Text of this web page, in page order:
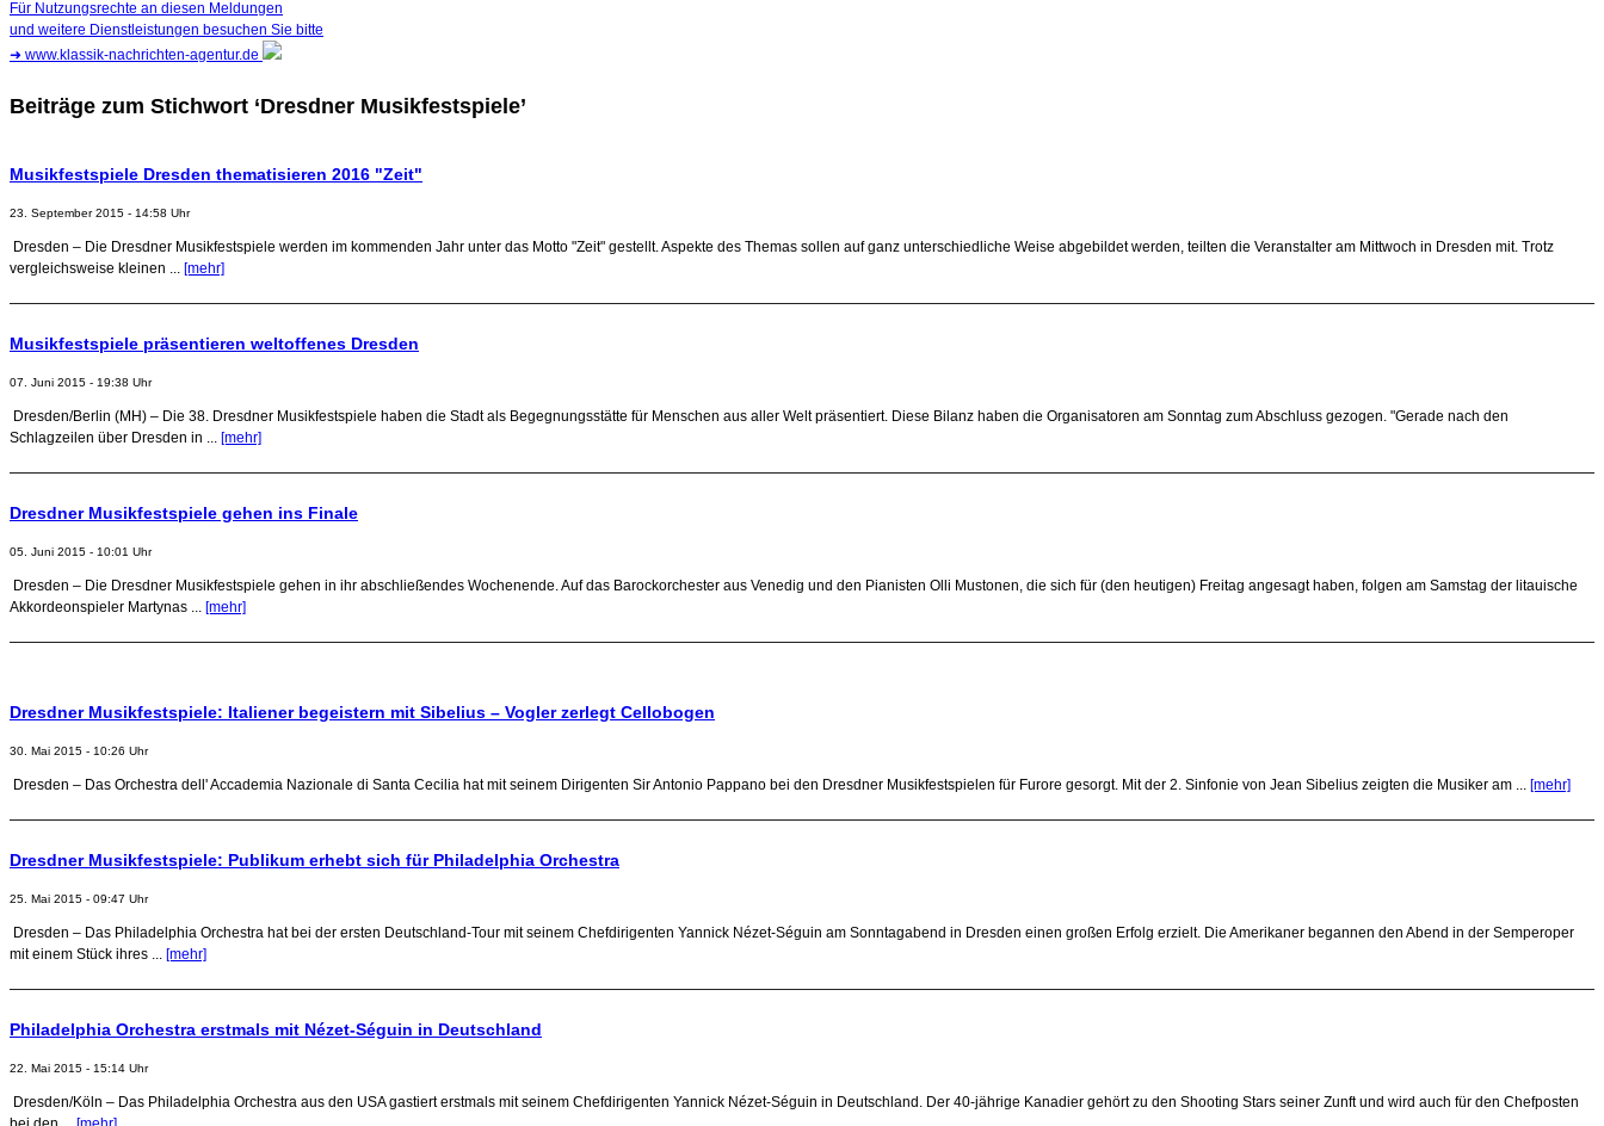
Für Nutzungsrechte an diesen Meldungen
und weitere Dienstleistungen besuchen Sie bitte
➜ www.klassik-nachrichten-agentur.de
Beiträge zum Stichwort ‘Dresdner Musikfestspiele’
Musikfestspiele Dresden thematisieren 2016 "Zeit"
23. September 2015 - 14:58 Uhr
Dresden – Die Dresdner Musikfestspiele werden im kommenden Jahr unter das Motto "Zeit" gestellt. Aspekte des Themas sollen auf ganz unterschiedliche Weise abgebildet werden, teilten die Veranstalter am Mittwoch in Dresden mit. Trotz
vergleichsweise kleinen ... [mehr]
Musikfestspiele präsentieren weltoffenes Dresden
07. Juni 2015 - 19:38 Uhr
Dresden/Berlin (MH) – Die 38. Dresdner Musikfestspiele haben die Stadt als Begegnungsstätte für Menschen aus aller Welt präsentiert. Diese Bilanz haben die Organisatoren am Sonntag zum Abschluss gezogen. "Gerade nach den
Schlagzeilen über Dresden in ... [mehr]
Dresdner Musikfestspiele gehen ins Finale
05. Juni 2015 - 10:01 Uhr
Dresden – Die Dresdner Musikfestspiele gehen in ihr abschließendes Wochenende. Auf das Barockorchester aus Venedig und den Pianisten Olli Mustonen, die sich für (den heutigen) Freitag angesagt haben, folgen am Samstag der litauische
Akkordeonspieler Martynas ... [mehr]
Dresdner Musikfestspiele: Italiener begeistern mit Sibelius – Vogler zerlegt Cellobogen
30. Mai 2015 - 10:26 Uhr
Dresden – Das Orchestra dell' Accademia Nazionale di Santa Cecilia hat mit seinem Dirigenten Sir Antonio Pappano bei den Dresdner Musikfestspielen für Furore gesorgt. Mit der 2. Sinfonie von Jean Sibelius zeigten die Musiker am ... [mehr]
Dresdner Musikfestspiele: Publikum erhebt sich für Philadelphia Orchestra
25. Mai 2015 - 09:47 Uhr
Dresden – Das Philadelphia Orchestra hat bei der ersten Deutschland-Tour mit seinem Chefdirigenten Yannick Nézet-Séguin am Sonntagabend in Dresden einen großen Erfolg erzielt. Die Amerikaner begannen den Abend in der Semperoper
mit einem Stück ihres ... [mehr]
Philadelphia Orchestra erstmals mit Nézet-Séguin in Deutschland
22. Mai 2015 - 15:14 Uhr
Dresden/Köln – Das Philadelphia Orchestra aus den USA gastiert erstmals mit seinem Chefdirigenten Yannick Nézet-Séguin in Deutschland. Der 40-jährige Kanadier gehört zu den Shooting Stars seiner Zunft und wird auch für den Chefposten